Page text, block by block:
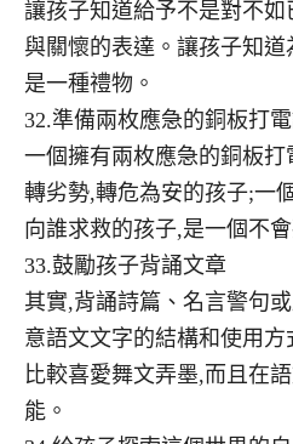
讓孩子知道給予不是對不
與關懷的表達。讓孩子知
是一種禮物。
32.準備兩枚應急的銅板打
一個擁有兩枚應急的銅板
轉劣勢,轉危為安的孩子;一
向誰求救的孩子,是一個不
33.鼓勵孩子背誦文章
其實,背誦詩篇、名言警句
意語文文字的結構和使用
比較喜愛舞文弄墨,而且在
能。